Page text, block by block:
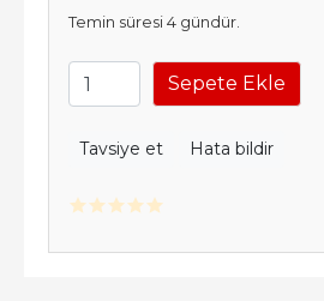
Temin süresi 4 gündür.
Sepete Ekle
Tavsiye et Hata bildir